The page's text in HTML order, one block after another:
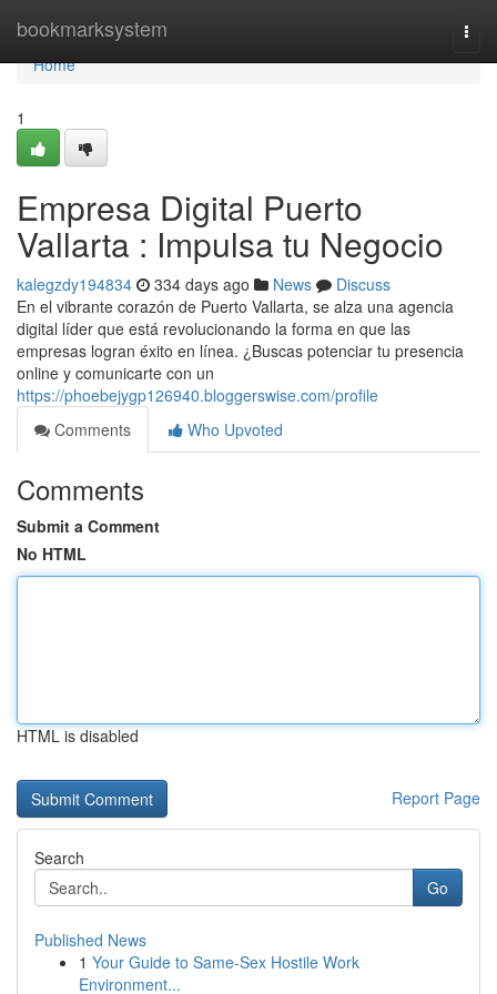
bookmarksystem
Home
Home
1
Empresa Digital Puerto
Vallarta : Impulsa tu Negocio
kalegzdy194834 334 days ago News
Discuss
En el vibrante corazón de Puerto Vallarta, se alza una agencia
digital líder que está revolucionando la forma en que las
empresas logran éxito en línea. ¿Buscas potenciar tu presencia
online y comunicarte con un
https://phoebejygp126940.bloggerswise.com/profile
Comments
Who Upvoted
Comments
Submit a Comment
No HTML
HTML is disabled
Report Page
Search
Go
Published News
1 Your Guide to Same-Sex Hostile Work
Environment...